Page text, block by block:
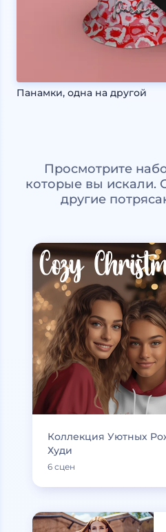
Панамки, одна на другой
Просмотрите
которые вы искали.
другие
Коллекция Уютных
Худи
6 сцен